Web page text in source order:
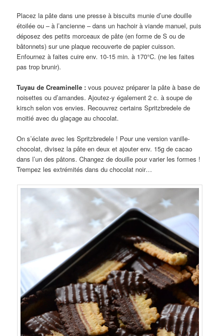
Placez la pâte dans une presse à biscuits munie d’une douille
étoilée ou – à l’ancienne – dans un hachoir à viande manuel, puis
déposez des petits morceaux de pâte (en forme de S ou de
bâtonnets) sur une plaque recouverte de papier cuisson.
Enfournez à faites cuire env. 10-15 min. à 170°C. (ne les faites
pas trop brunir).
Tuyau de Creaminelle : vous pouvez préparer la pâte à base de
noisettes ou d’amandes. Ajoutez-y également 2 c. à soupe de
kirsch selon vos envies. Recouvrez certains Spritzbredele de
moitié avec du glaçage au chocolat.
On s’éclate avec les Spritzbredele ! Pour une version vanille-
chocolat, divisez la pâte en deux et ajouter env. 15g de cacao
dans l’un des pâtons. Changez de douille pour varier les formes !
Trempez les extrémités dans du chocolat noir…